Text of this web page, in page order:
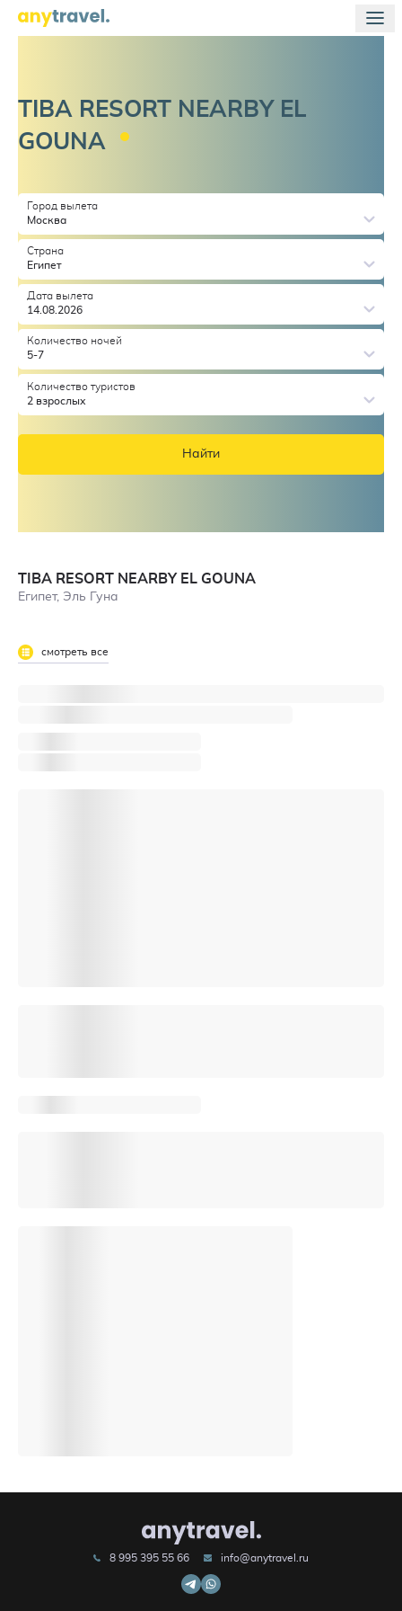
TIBA RESORT NEARBY EL
GOUNA
Город вылета
Москва
Страна
Египет
Дата вылета
14.08.2026
Количество ночей
5-7
Количество туристов
2 взрослых
Найти
TIBA RESORT NEARBY EL GOUNA
Египет, Эль Гуна
смотреть все
8 995 395 55 66 info@anytravel.ru